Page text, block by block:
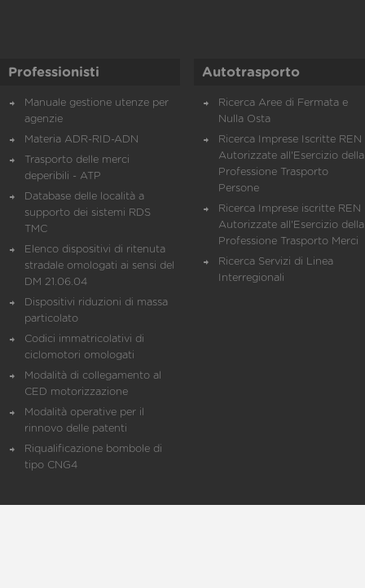
Professionisti
Manuale gestione utenze per
agenzie
Materia ADR-RID-ADN
Trasporto delle merci
deperibili - ATP
Database delle località a
supporto dei sistemi RDS
TMC
Elenco dispositivi di ritenuta
stradale omologati ai sensi del
DM 21.06.04
Dispositivi riduzioni di massa
particolato
Codici immatricolativi di
ciclomotori omologati
Modalità di collegamento al
CED motorizzazione
Modalità operative per il
rinnovo delle patenti
Riqualificazione bombole di
tipo CNG4
Autotrasporto
Ricerca Aree di Fermata e
Nulla Osta
Ricerca Imprese Iscritte REN
Autorizzate all'Esercizio della
Professione Trasporto
Persone
Ricerca Imprese iscritte REN
Autorizzate all'Esercizio della
Professione Trasporto Merci
Ricerca Servizi di Linea
Interregionali